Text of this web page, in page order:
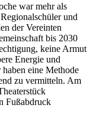
war mehr als
und
der Vereinten
bis 2030
keine Armut
Energie und
eine Methode
zu vermitteln. Am
Fußabdruck